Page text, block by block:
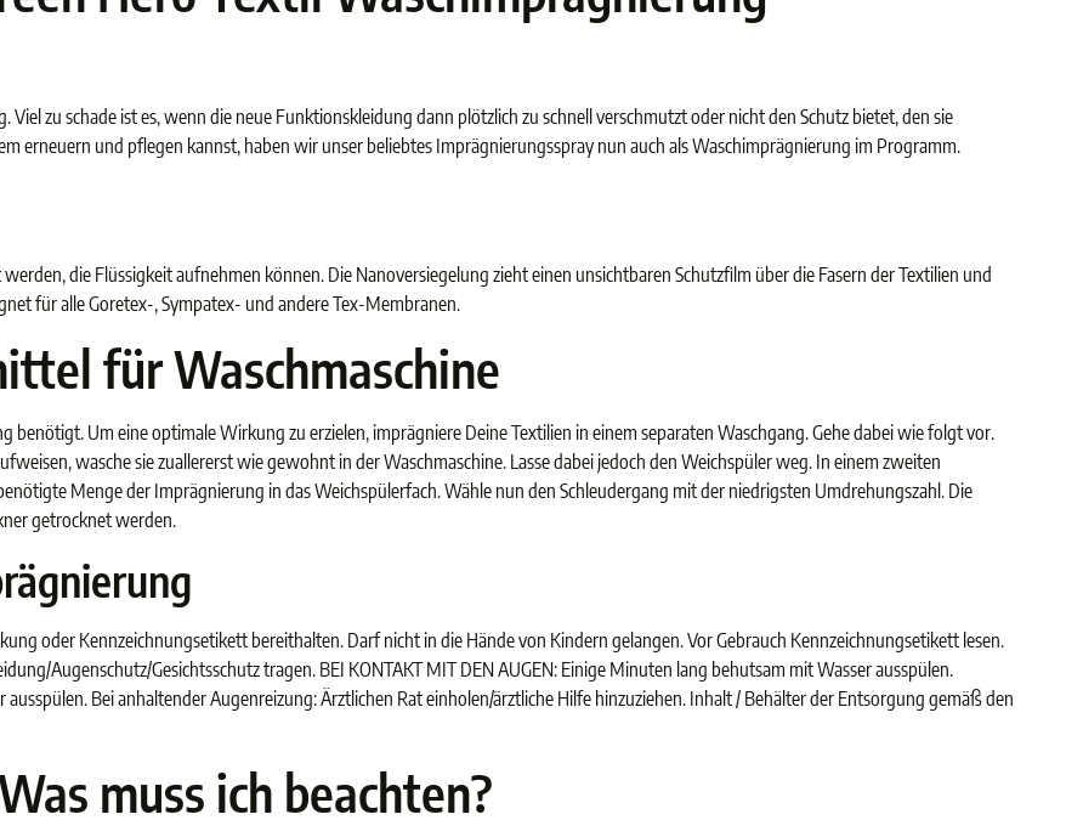
zu schade ist es, wenn die neue Funktionskleidung dann plötzlich zu schnell verschmutzt oder nicht den Schutz bietet, den sie
erneuern und pflegen kannst, haben wir unser beliebtes Imprägnierungsspray nun auch als Waschimprägnierung im Programm.
die Flüssigkeit aufnehmen können. Die Nanoversiegelung zieht einen unsichtbaren Schutzfilm über die Fasern der Textilien und
für alle Goretex-, Sympatex- und andere Tex-Membranen.
für Waschmaschine
benötigt. Um eine optimale Wirkung zu erzielen, imprägniere Deine Textilien in einem separaten Waschgang. Gehe dabei wie folgt vor.
wasche sie zuallererst wie gewohnt in der Waschmaschine. Lasse dabei jedoch den Weichspüler weg. In einem zweiten
Menge der Imprägnierung in das Weichspülerfach. Wähle nun den Schleudergang mit der niedrigsten Umdrehungszahl. Die
getrocknet werden.
oder Kennzeichnungsetikett bereithalten. Darf nicht in die Hände von Kindern gelangen. Vor Gebrauch Kennzeichnungsetikett lesen.
Augenschutz/Gesichtsschutz tragen. BEI KONTAKT MIT DEN AUGEN: Einige Minuten lang behutsam mit Wasser ausspülen.
Bei anhaltender Augenreizung: Ärztlichen Rat einholen/ärztliche Hilfe hinzuziehen. Inhalt / Behälter der Entsorgung gemäß den
muss ich beachten?